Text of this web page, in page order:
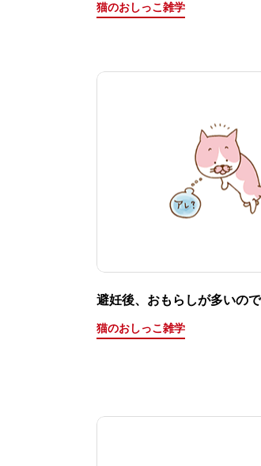
猫のおしっこ雑学
避妊後、おもらしが多いの
猫のおしっこ雑学